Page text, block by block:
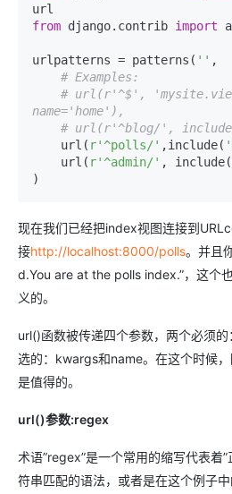
from django.contrib import
urlpatterns = patterns( '' ,
# Examples:
# url(r'^$',
name='home'),
# url(r'^blog/',
    url(
r'^polls/' ,include(
    url(
r'^admin/' ,
现在我们已经把index视图连接到
接http://localhost:8000/polls。并且
d.You are at the polls index.”，这个
义的。
url()函数被传递四个参数，两个必须
选的：kwargs和name。在这个时候
是值得的。
url()参数:regex
术语”regex”是一个常用的缩写代表着
符串匹配的语法，或者是在这个例子